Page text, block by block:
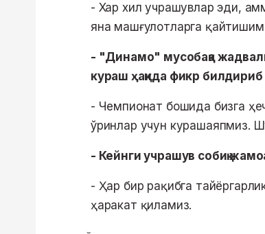
- Хар хил учрашувлар эди,
яна машғулотларга
- "Динамо" мусобақа
кураш ҳақида фикр билдириб
- Чемпионат бошида бизга
ўринлар учун курашаяпмиз.
- Кейнги учрашув собиқ
- Ҳар бир рақибга
ҳаракат қиламиз.